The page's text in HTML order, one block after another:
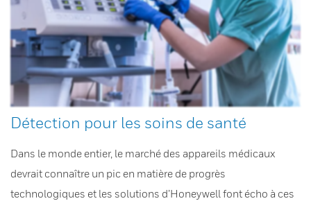
Détection pour les soins de santé
Dans le monde entier, le marché des appareils médicaux
devrait connaître un pic en matière de progrès
technologiques et les solutions d’Honeywell font écho à ces